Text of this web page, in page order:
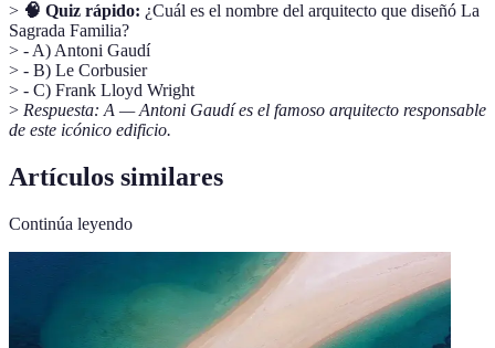
> 🧠 Quiz rápido: ¿Cuál es el nombre del arquitecto que diseñó La
Sagrada Familia?
> - A) Antoni Gaudí
> - B) Le Corbusier
> - C) Frank Lloyd Wright
> Respuesta: A — Antoni Gaudí es el famoso arquitecto responsable
de este icónico edificio.
Artículos similares
Continúa leyendo